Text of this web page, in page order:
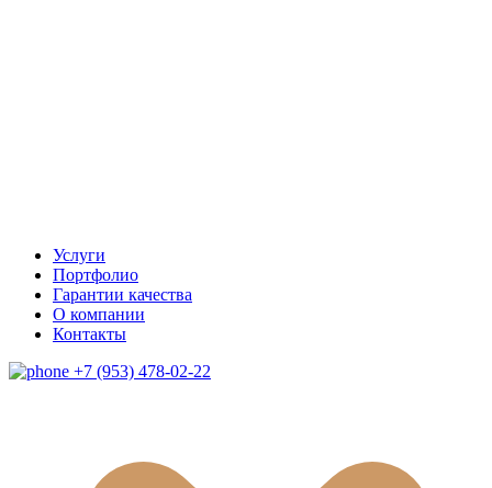
Услуги
Портфолио
Гарантии качества
О компании
Контакты
+7 (953) 478-02-22